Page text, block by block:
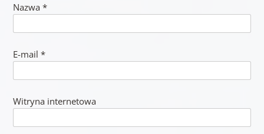
Nazwa *
E-mail *
Witryna internetowa